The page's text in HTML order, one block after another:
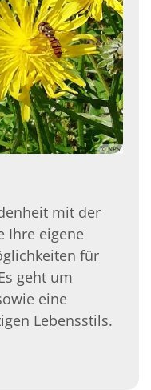
© NPS
mit der
Ihre eigene
für
geht um
eine
Lebensstils.